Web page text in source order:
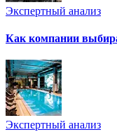
Экспертный анализ
Как компании
Экспертный анализ